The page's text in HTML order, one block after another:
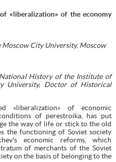
«liberalization» of the economy
City University, Moscow
History of the Institute of
University, Doctor of Historical
«liberalization» of economic
of perestroika, has put
the way of life or stick to the old
the functioning of Soviet society
economic reforms, which
of merchants of the Soviet
on the basis of belonging to the